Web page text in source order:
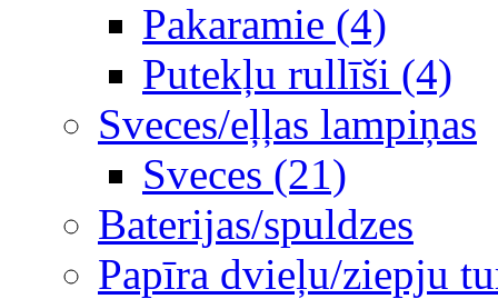
Pakaramie (4)
Putekļu rullīši (4)
Sveces/eļļas lampiņas
Sveces (21)
Baterijas/spuldzes
Papīra dvieļu/ziepju